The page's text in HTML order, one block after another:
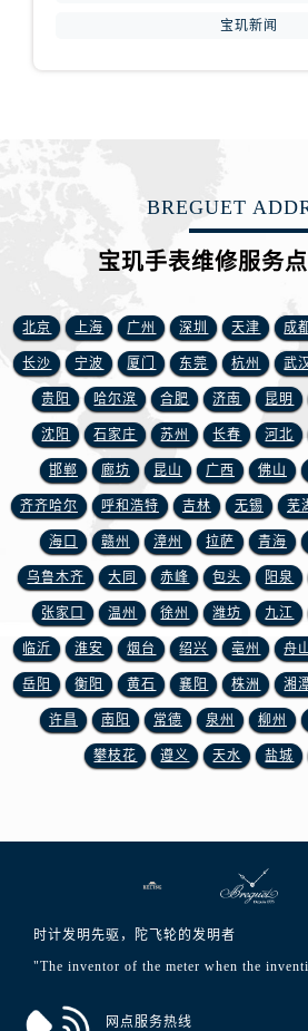
宝玑新闻
BREGUET
宝玑手表维修服务
北京 上海 广州 深圳 天津 成
长沙 宁波 厦门 东莞 杭州 武
贵阳 哈尔滨 合肥 济南 昆明
沈阳 石家庄 苏州 长春 河北
邯郸 廊坊 昆山 广西 佛山
齐齐哈尔 呼和浩特 吉林 无锡 芜
海口 赣州 漳州 拉萨 青海
乌鲁木齐 大同 赤峰 包头 阳泉
张家口 温州 徐州 潍坊 九江
临沂 淮安 烟台 绍兴 亳州 舟
岳阳 衡阳 黄石 襄阳 株洲 湘
许昌 南阳 常德 泉州 柳州
攀枝花 遵义 天水 盐城
时计发明先驱，陀飞轮的发明者
"The inventor of the meter when the
网点服务热线